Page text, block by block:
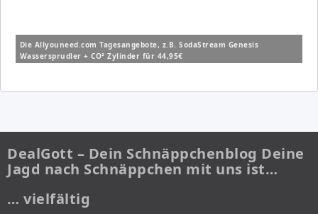
Die Allyouneed.com Tagesangebote, z.B. SodaStream Genesis
Wassersprudler + CO² Zylinder für 44,95€
DealGott – Dein Schnäppchenblog Deine
Jagd nach Schnäppchen mit uns ist…
… vielfältig